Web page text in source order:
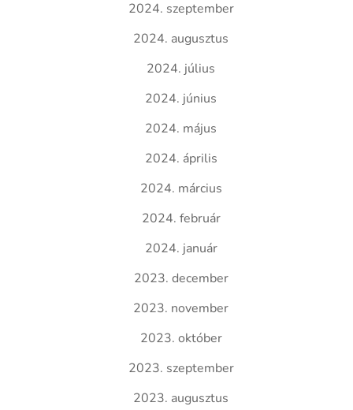
2024. szeptember
2024. augusztus
2024. július
2024. június
2024. május
2024. április
2024. március
2024. február
2024. január
2023. december
2023. november
2023. október
2023. szeptember
2023. augusztus